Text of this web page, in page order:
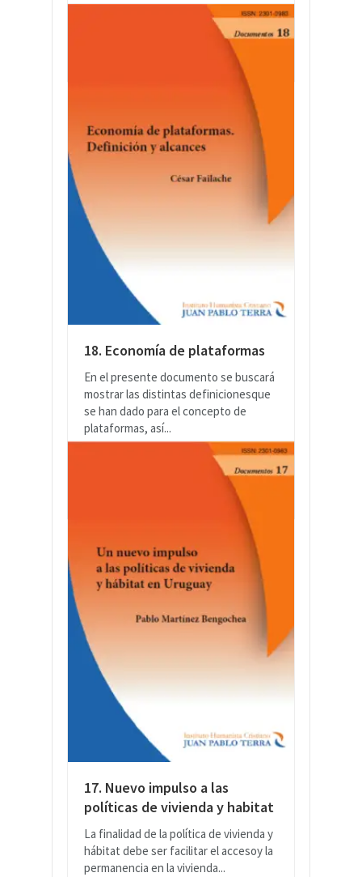
18. Economía de plataformas
En el presente documento se buscará
mostrar las distintas definicionesque
se han dado para el concepto de
plataformas, así...
17. Nuevo impulso a las
políticas de vivienda y habitat
La finalidad de la política de vivienda y
hábitat debe ser facilitar el accesoy la
permanencia en la vivienda...